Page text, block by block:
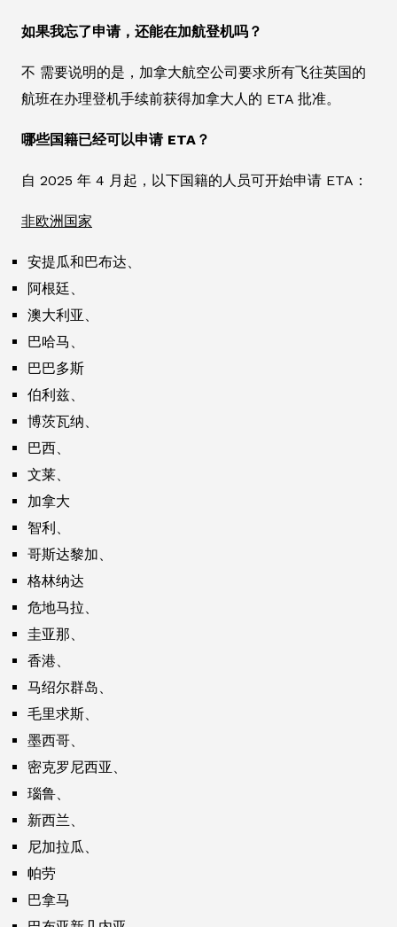
如果我忘了申请，还能在加航登机吗？
不 需要说明的是，加拿大航空公司要求所有飞往英国的
航班在办理登机手续前获得加拿大人的 ETA 批准。
哪些国籍已经可以申请 ETA？
自 2025 年 4 月起，以下国籍的人员可开始申请 ETA：
非欧洲国家
安提瓜和巴布达、
阿根廷、
澳大利亚、
巴哈马、
巴巴多斯
伯利兹、
博茨瓦纳、
巴西、
文莱、
加拿大
智利、
哥斯达黎加、
格林纳达
危地马拉、
圭亚那、
香港、
马绍尔群岛、
毛里求斯、
墨西哥、
密克罗尼西亚、
瑙鲁、
新西兰、
尼加拉瓜、
帕劳
巴拿马